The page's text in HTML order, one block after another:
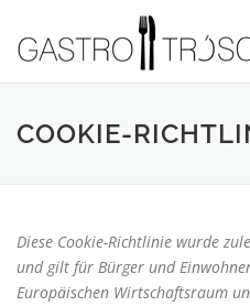
COOKIE-
Diese Cookie-Richtlinie wurde
und gilt für Bürger und
Europäischen Wirtschaftsraum